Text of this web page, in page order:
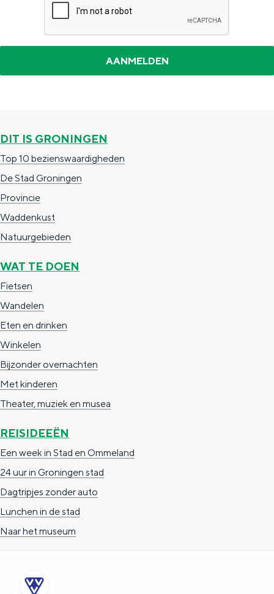
DIT IS GRONINGEN
Top 10 bezienswaardigheden
De Stad Groningen
Provincie
Waddenkust
Natuurgebieden
WAT TE DOEN
Fietsen
Wandelen
Eten en drinken
Winkelen
Bijzonder overnachten
Met kinderen
Theater, muziek en musea
REISIDEEËN
Een week in Stad en Ommeland
24 uur in Groningen stad
Dagtripjes zonder auto
Lunchen in de stad
Naar het museum